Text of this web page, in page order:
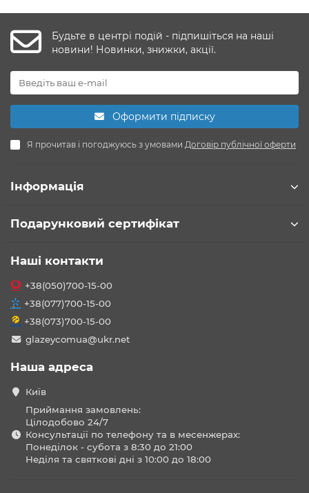
Будьте в центрі подій - підпишіться на наші
новини! Новинки, знижки, акції.
Оформити підписку
Я прочитав і погоджуюсь з умовами Договір публічної оферти
Інформація
Подарунковий сертифікат
Наші контакти
+38(050)700-15-00
+38(077)700-15-00
+38(073)700-15-00
glazeycomua@ukr.net
Наша адреса
Київ
Приймання замовлень:
Цілодобово 24/7
Консультації по телефону та в месенжерах:
Понеділок - субота з 8:30 до 21:00
Неділя та святкові дні з 10:00 до 18:00